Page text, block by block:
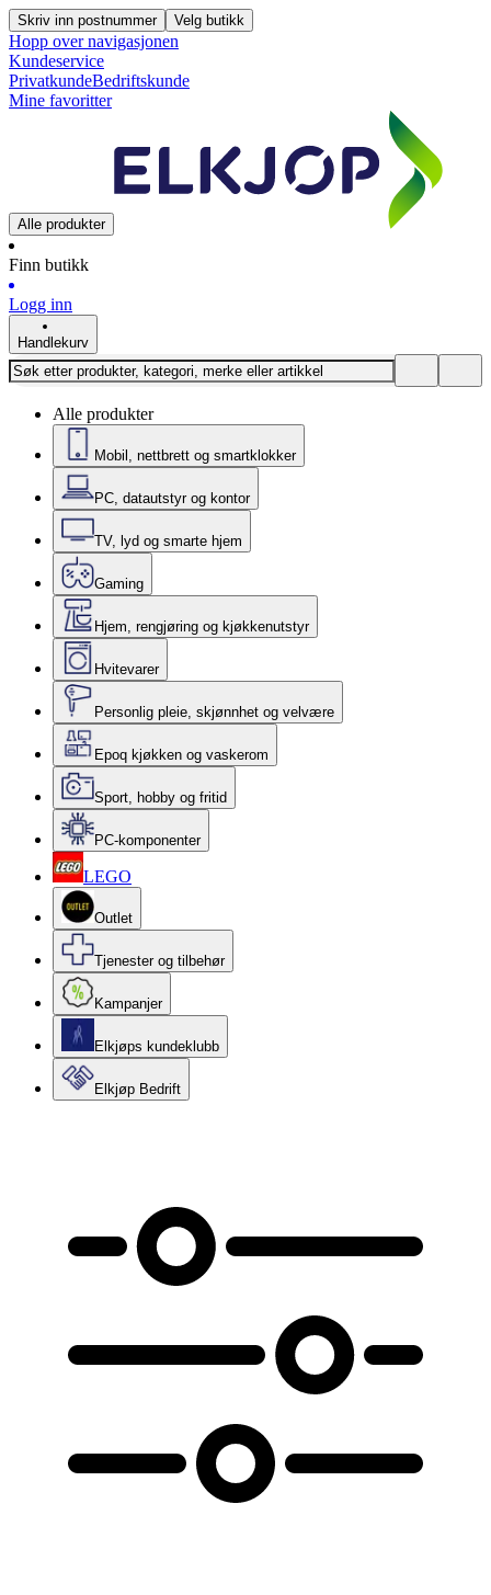
Skriv inn postnummer Velg butikk
Hopp over navigasjonen
Kundeservice
PrivatkundeBedriftskunde
Mine favoritter
Alle produkter
Finn butikk
Logg inn
Handlekurv
Alle produkter
Mobil, nettbrett og smartklokker
PC, datautstyr og kontor
TV, lyd og smarte hjem
Gaming
Hjem, rengjøring og kjøkkenutstyr
Hvitevarer
Personlig pleie, skjønnhet og velvære
Epoq kjøkken og vaskerom
Sport, hobby og fritid
PC-komponenter
LEGO
Outlet
Tjenester og tilbehør
Kampanjer
Elkjøps kundeklubb
Elkjøp Bedrift